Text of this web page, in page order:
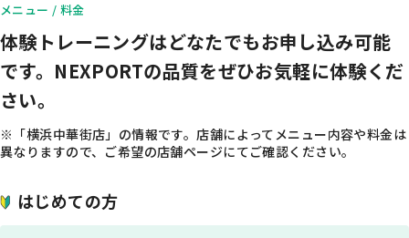
メニュー / 料金
体験トレーニングはどなたでもお申し込み可能
です。 NEXPORTの品質をぜひお気軽に体験くだ
さい。
※「横浜中華街店」の情報です。店舗によってメニュー内容や料金は
異なりますので、ご希望の店舗ページにてご確認ください。
はじめての方